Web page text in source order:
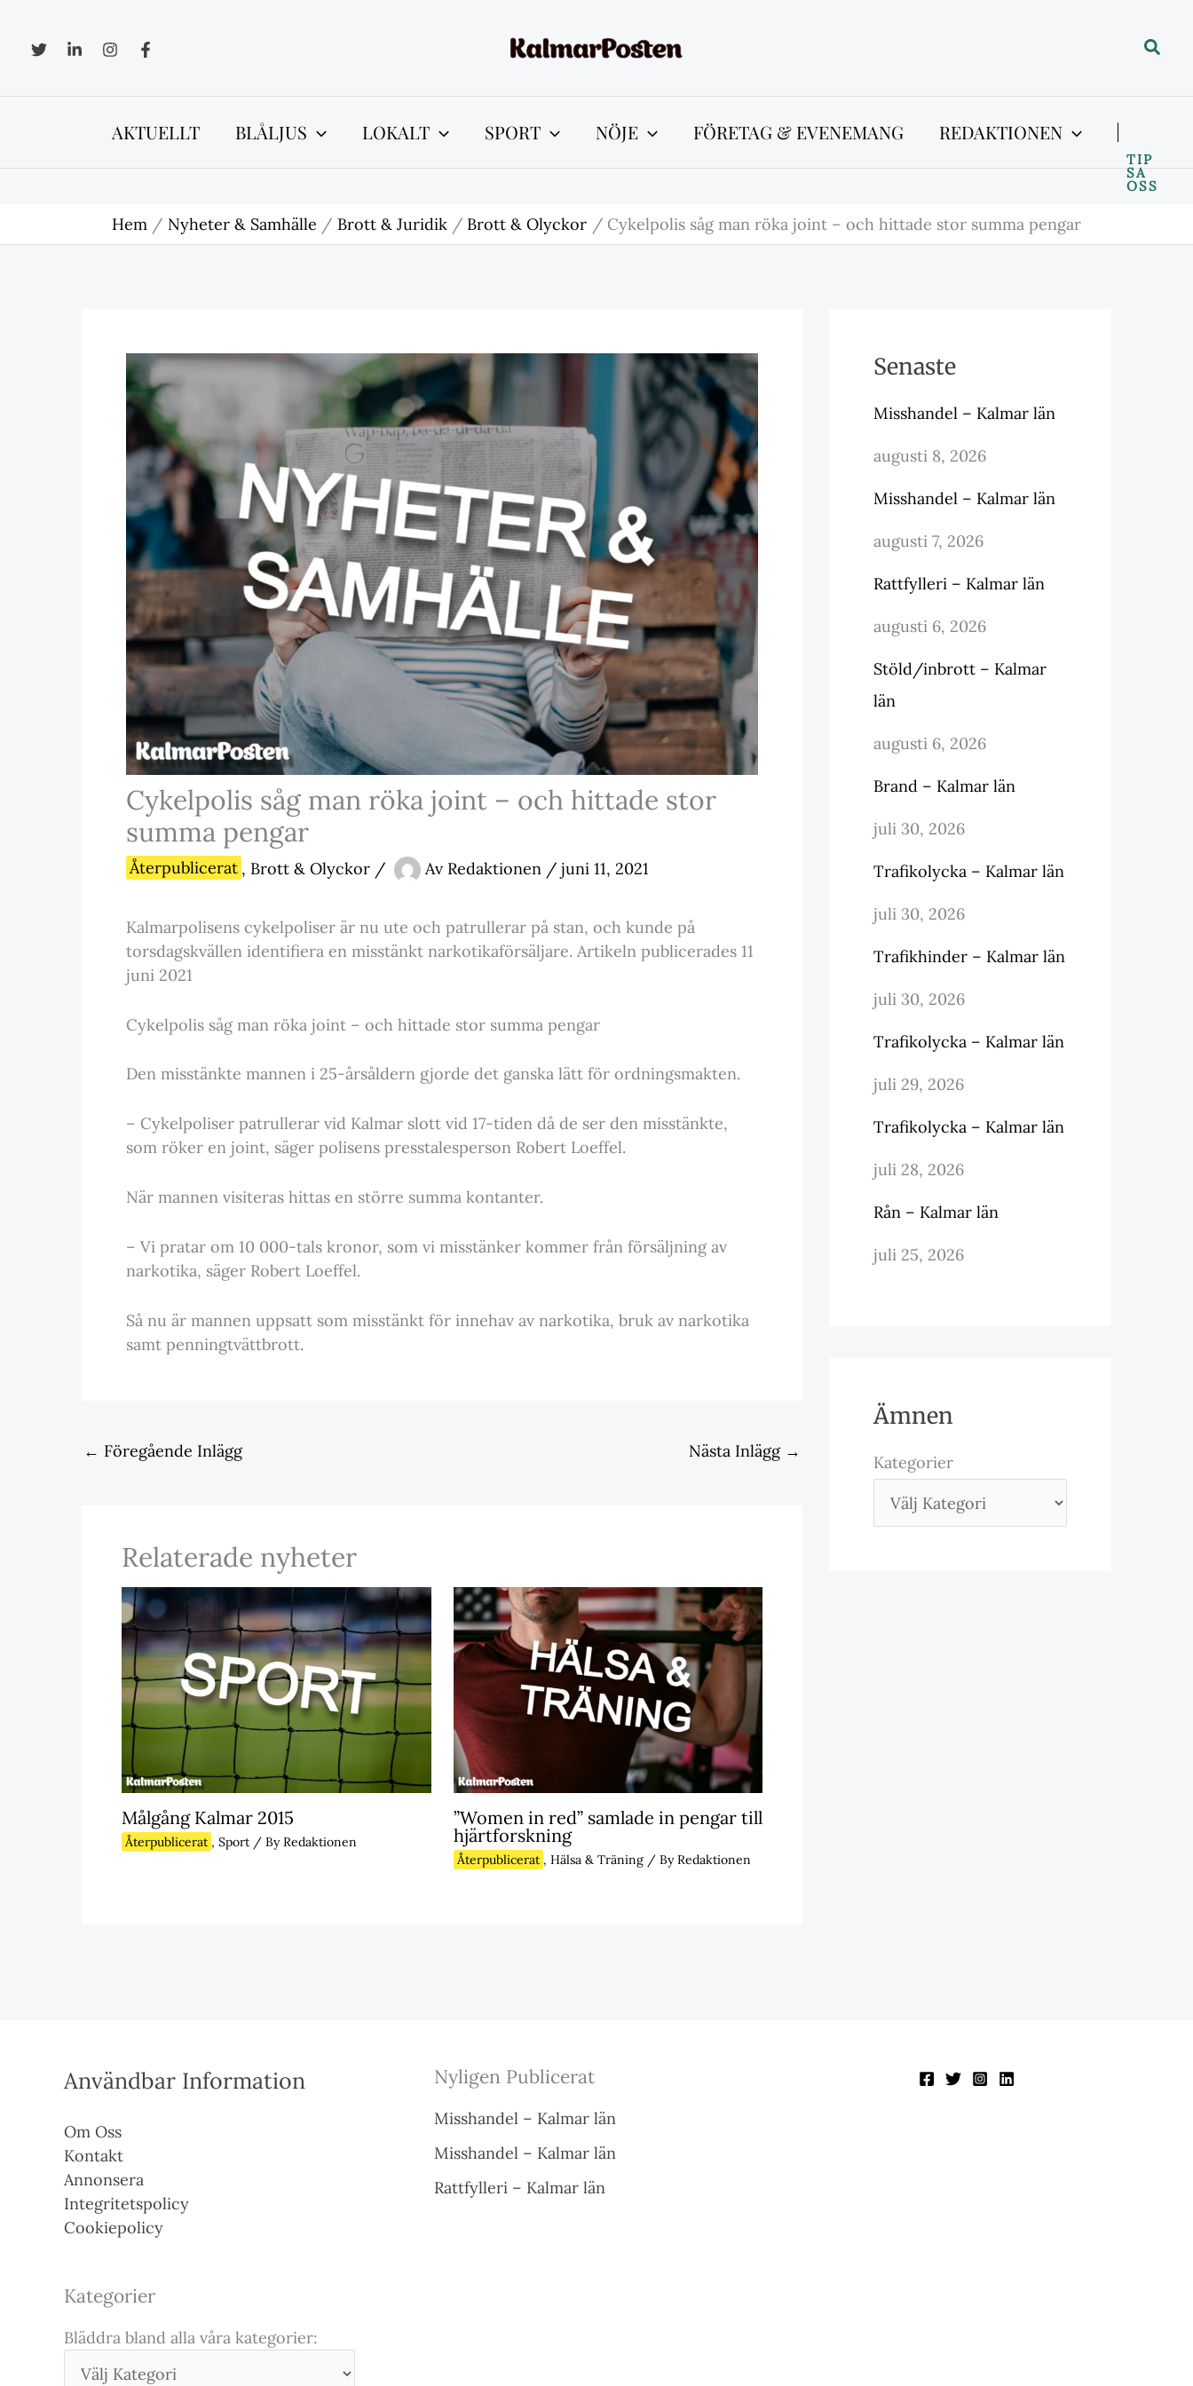
innehåll
Sök
AKTUELLT BLÅLJUS LOKALT SPORT NÖJE FÖRETAG & EVENEMANG REDAKTIONEN
TIP
SA
OSS
Hem Nyheter & Samhälle Brott & Juridik Brott & Olyckor Cykelpolis såg man röka joint – och hittade stor summa pengar
Cykelpolis såg man röka joint – och hittade stor
summa pengar
Återpublicerat , Brott & Olyckor / Av Redaktionen / juni 11, 2021
Kalmarpolisens cykelpoliser är nu ute och patrullerar på stan, och kunde på
torsdagskvällen identifiera en misstänkt narkotikaförsäljare. Artikeln publicerades 11
juni 2021
Cykelpolis såg man röka joint – och hittade stor summa pengar
Den misstänkte mannen i 25-årsåldern gjorde det ganska lätt för ordningsmakten.
– Cykelpoliser patrullerar vid Kalmar slott vid 17-tiden då de ser den misstänkte,
som röker en joint, säger polisens presstalesperson Robert Loeffel.
När mannen visiteras hittas en större summa kontanter.
– Vi pratar om 10 000-tals kronor, som vi misstänker kommer från försäljning av
narkotika, säger Robert Loeffel.
Så nu är mannen uppsatt som misstänkt för innehav av narkotika, bruk av narkotika
samt penningtvättbrott.
← Föregående Inlägg Nästa Inlägg →
Relaterade nyheter
Målgång Kalmar 2015
Återpublicerat , Sport / ByRedaktionen
”Women in red” samlade in pengar till
hjärtforskning
Återpublicerat , Hälsa & Träning/ ByRedaktionen
Senaste
Misshandel – Kalmar län
augusti 8, 2026
Misshandel – Kalmar län
augusti 7, 2026
Rattfylleri – Kalmar län
augusti 6, 2026
Stöld/inbrott – Kalmar
län
augusti 6, 2026
Brand – Kalmar län
juli 30, 2026
Trafikolycka – Kalmar län
juli 30, 2026
Trafikhinder – Kalmar län
juli 30, 2026
Trafikolycka – Kalmar län
juli 29, 2026
Trafikolycka – Kalmar län
juli 28, 2026
Rån – Kalmar län
juli 25, 2026
Ämnen
Kategorier
Användbar Information
Om Oss
Kontakt
Annonsera
Integritetspolicy
Cookiepolicy
Kategorier
Bläddra bland alla våra kategorier:
Nyligen Publicerat
Misshandel – Kalmar län
Misshandel – Kalmar län
Rattfylleri – Kalmar län